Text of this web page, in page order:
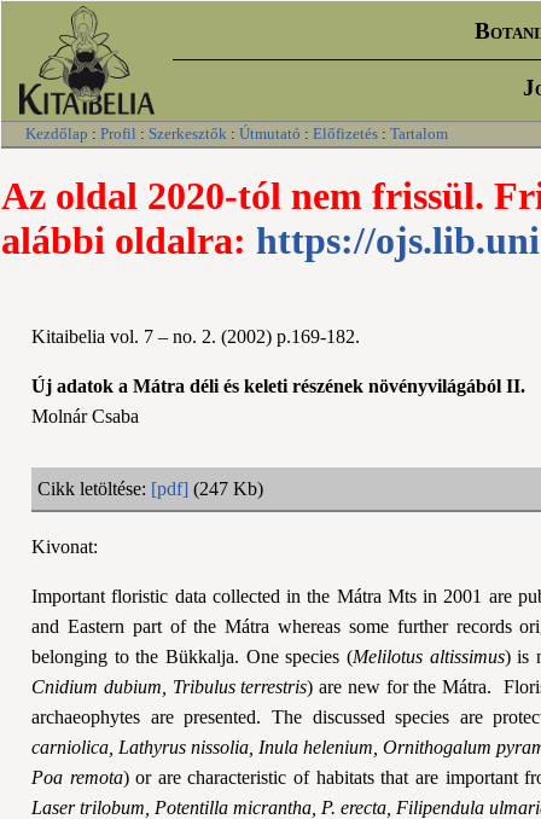
Kezdőlap : Profil : Szerkesztők : Útmutató : Előfizetés : Tartalom
Az oldal 2020-tól nem frissül.
alábbi oldalra: https://
Kitaibelia vol. 7 – no. 2. (2002) p.169-182.
Új adatok a Mátra déli és keleti részének növényvilágából II.
Molnár Csaba
Cikk letöltése: [pdf] (247 Kb)
Kivonat:
Important floristic data collected in the Mátra Mts in 2001 are
and Eastern part of the Mátra whereas some further records
belonging to the Bükkalja. One species (Melilotus altissimus) is
Cnidium dubium, Tribulus terrestris) are new for the Mátra.
archaeophytes are presented. The discussed species are
carniolica, Lathyrus nissolia, Inula helenium, Ornithogalum
Poa remota) or are characteristic of habitats that are important
Laser trilobum, Potentilla micrantha, P. erecta, Filipendula